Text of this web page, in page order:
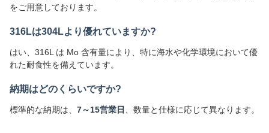
をご用意しております。
316Lは304Lより優れていますか?
はい、316L は Mo 含有量により、特に海水や化学環境において優
れた耐食性を備えています。
納期はどのくらいですか?
標準的な納期は、 7～15営業日 、数量と仕様に応じて異なります。